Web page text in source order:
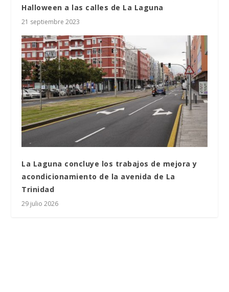
Halloween a las calles de La Laguna
21 septiembre 2023
La Laguna concluye los trabajos de mejora y
acondicionamiento de la avenida de La
Trinidad
29 julio 2026